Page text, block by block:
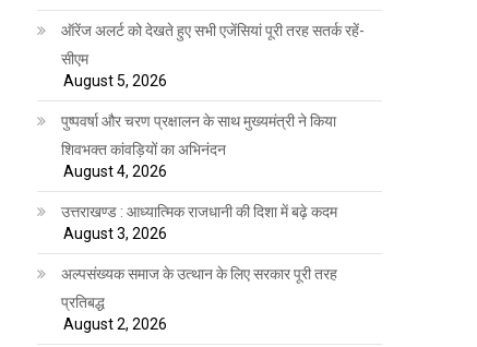
ऑरेंज अलर्ट को देखते हुए सभी एजेंसियां पूरी तरह सतर्क रहें-
सीएम
August 5, 2026
पुष्पवर्षा और चरण प्रक्षालन के साथ मुख्यमंत्री ने किया
शिवभक्त कांवड़ियों का अभिनंदन
August 4, 2026
उत्तराखण्ड : आध्यात्मिक राजधानी की दिशा में बढ़े कदम
August 3, 2026
अल्पसंख्यक समाज के उत्थान के लिए सरकार पूरी तरह
प्रतिबद्ध
August 2, 2026